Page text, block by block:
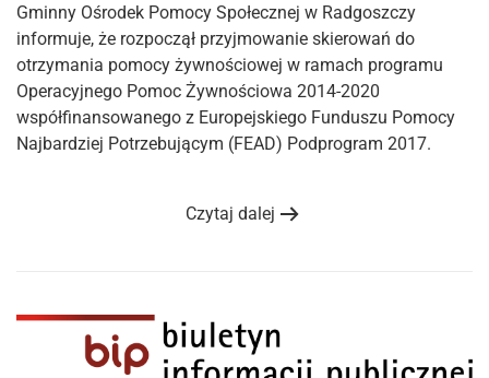
Gminny Ośrodek Pomocy Społecznej w Radgoszczy
informuje, że rozpoczął przyjmowanie skierowań do
otrzymania pomocy żywnościowej w ramach programu
Operacyjnego Pomoc Żywnościowa 2014-2020
współfinansowanego z Europejskiego Funduszu Pomocy
Najbardziej Potrzebującym (FEAD) Podprogram 2017.
Czytaj dalej